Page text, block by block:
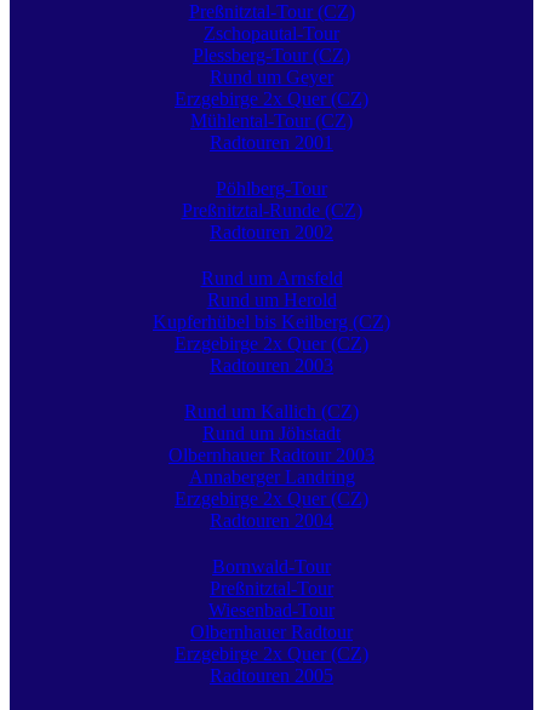
Preßnitztal-Tour (CZ)
Zschopautal-Tour
Plessberg-Tour (CZ)
Rund um Geyer
Erzgebirge 2x Quer (CZ)
Mühlental-Tour (CZ)
Radtouren 2001
Pöhlberg-Tour
Preßnitztal-Runde (CZ)
Radtouren 2002
Rund um Arnsfeld
Rund um Herold
Kupferhübel bis Keilberg (CZ)
Erzgebirge 2x Quer (CZ)
Radtouren 2003
Rund um Kallich (CZ)
Rund um Jöhstadt
Olbernhauer Radtour 2003
Annaberger Landring
Erzgebirge 2x Quer (CZ)
Radtouren 2004
Bornwald-Tour
Preßnitztal-Tour
Wiesenbad-Tour
Olbernhauer Radtour
Erzgebirge 2x Quer (CZ)
Radtouren 2005